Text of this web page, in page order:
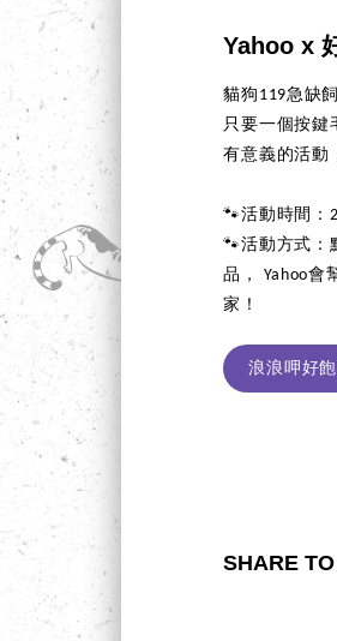
Yahoo x
貓狗119急缺
只要一個按鍵
有意義的活動
🐾活動時間：
🐾活動方式：
品， Yahoo會
家！
浪浪呷好
SHARE